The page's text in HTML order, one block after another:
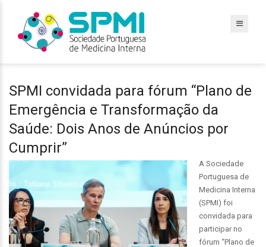
SPMI convidada para fórum “Plano de
Emergência e Transformação da
Saúde: Dois Anos de Anúncios por
Cumprir”
A Sociedade
Portuguesa de
Medicina Interna
(SPMI) foi
convidada para
participar no
fórum “Plano de